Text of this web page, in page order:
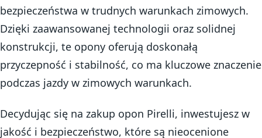
bezpieczeństwa w trudnych warunkach zimowych.
Dzięki zaawansowanej technologii oraz solidnej
konstrukcji, te opony oferują doskonałą
przyczepność i stabilność, co ma kluczowe znaczenie
podczas jazdy w zimowych warunkach.
Decydując się na zakup opon Pirelli, inwestujesz w
jakość i bezpieczeństwo, które są nieocenione